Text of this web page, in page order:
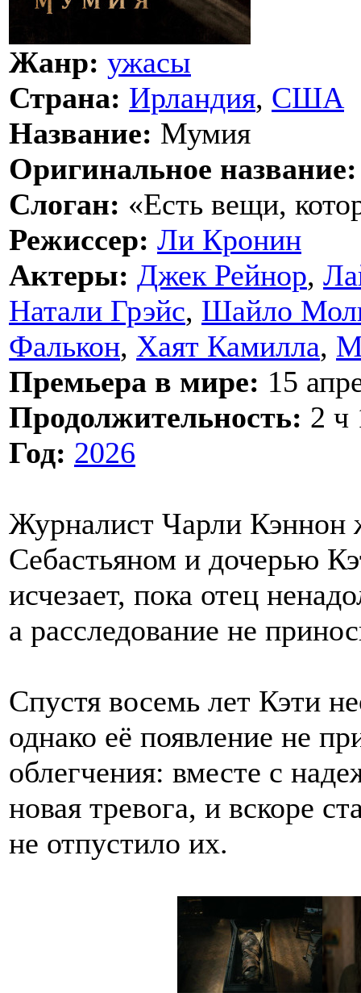
Жанр: ужасы
Страна: Ирландия, США
Название: Мумия
Оригинальное название:
Слоган: «Есть вещи,
Режиссер: Ли Кронин
Актеры: Джек Рейнор,
Натали Грэйс, Шайло
Фалькон, Хаят Камилла,
Премьера в мире: 15
Продолжительность: 2 ч
Год: 2026
Журналист Чарли Кэннон
Себастьяном и дочерью
исчезает, пока отец
а расследование не
Спустя восемь лет Кэти
однако её появление не
облегчения: вместе с
новая тревога, и вскоре
не отпустило их.